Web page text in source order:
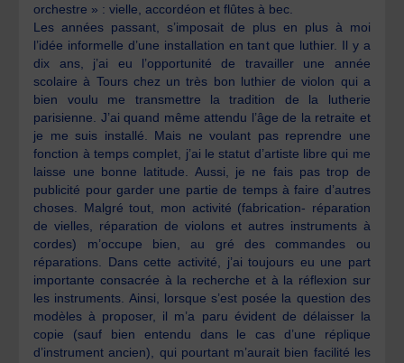
orchestre » : vielle, accordéon et flûtes à bec.
Les années passant, s’imposait de plus en plus à moi
l’idée informelle d’une installation en tant que luthier. Il y a
dix ans, j’ai eu l’opportunité de travailler une année
scolaire à Tours chez un très bon luthier de violon qui a
bien voulu me transmettre la tradition de la lutherie
parisienne. J’ai quand même attendu l’âge de la retraite et
je me suis installé. Mais ne voulant pas reprendre une
fonction à temps complet, j’ai le statut d’artiste libre qui me
laisse une bonne latitude. Aussi, je ne fais pas trop de
publicité pour garder une partie de temps à faire d’autres
choses. Malgré tout, mon activité (fabrication- réparation
de vielles, réparation de violons et autres instruments à
cordes) m’occupe bien, au gré des commandes ou
réparations. Dans cette activité, j’ai toujours eu une part
importante consacrée à la recherche et à la réflexion sur
les instruments. Ainsi, lorsque s’est posée la question des
modèles à proposer, il m’a paru évident de délaisser la
copie (sauf bien entendu dans le cas d’une réplique
d’instrument ancien), qui pourtant m’aurait bien facilité les